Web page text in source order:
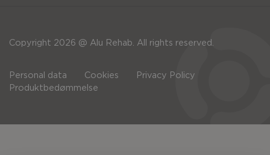
Copyright 2026 @ Alu Rehab. All rights reserved.
Personal data Cookies
Privacy Policy
Produktbedømmelse